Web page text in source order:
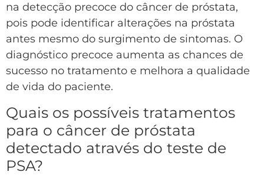
na detecção precoce do câncer de próstata,
pois pode identificar alterações na próstata
antes mesmo do surgimento de sintomas. O
diagnóstico precoce aumenta as chances de
sucesso no tratamento e melhora a qualidade
de vida do paciente.
Quais os possíveis tratamentos
para o câncer de próstata
detectado através do teste de
PSA?